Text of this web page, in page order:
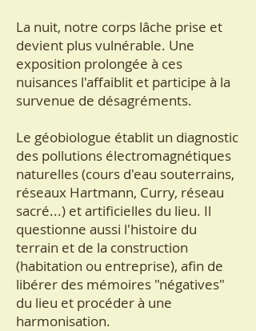
La nuit, notre corps lâche prise et
devient plus vulnérable. Une
exposition prolongée à ces
nuisances l'affaiblit et participe à la
survenue de désagréments.
​Le géobiologue établit un diagnostic
des pollutions électromagnétiques
naturelles (cours d'eau souterrains,
réseaux Hartmann, Curry, réseau
sacré...) et artificielles du lieu. Il
questionne aussi l'histoire du
terrain et de la construction
(habitation ou entreprise), afin de
libérer des mémoires "négatives"
du lieu et procéder à une
harmonisation.